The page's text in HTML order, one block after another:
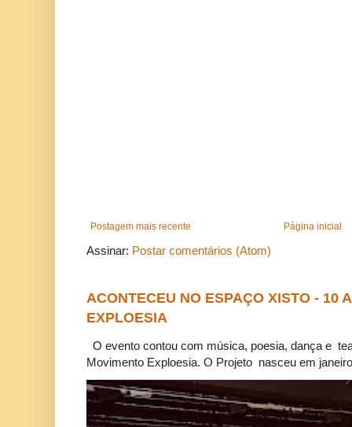
Postagem mais recente Página inicial
Assinar: Postar comentários (Atom)
ACONTECEU NO ESPAÇO XISTO - 10
EXPLOESIA
O evento contou com música, poesia, dança e
Movimento Exploesia. O Projeto nasceu em